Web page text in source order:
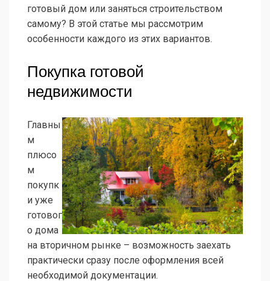
готовый дом или заняться строительством
самому? В этой статье мы рассмотрим
особенности каждого из этих вариантов.
Покупка готовой
недвижимости
Главны
м
плюсо
м
покупк
и уже
готовог
о дома
на вторичном рынке – возможность заехать
практически сразу после оформления всей
необходимой документации.